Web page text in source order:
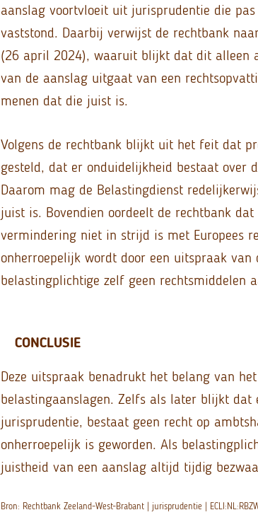
aanslag voortvloeit uit jurisprudentie die
vaststond. Daarbij verwijst de rechtbank
(26 april 2024), waaruit blijkt dat dit alleen
van de aanslag uitgaat van een
menen dat die juist is.
Volgens de rechtbank blijkt uit het feit dat
gesteld, dat er onduidelijkheid bestaat over
Daarom mag de Belastingdienst
juist is. Bovendien oordeelt de rechtbank
vermindering niet in strijd is met Europees
onherroepelijk wordt door een uitspraak
belastingplichtige zelf geen rechtsmiddelen
CONCLUSIE
Deze uitspraak benadrukt het belang van
belastingaanslagen. Zelfs als later blijkt dat
jurisprudentie, bestaat geen recht op
onherroepelijk is geworden. Als
juistheid van een aanslag altijd tijdig
Bron: Rechtbank Zeeland-West-Brabant | jurisprudentie |